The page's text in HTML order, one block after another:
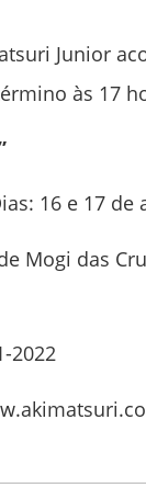
Junior
às 17
16 e 17 de
Mogi das
2022